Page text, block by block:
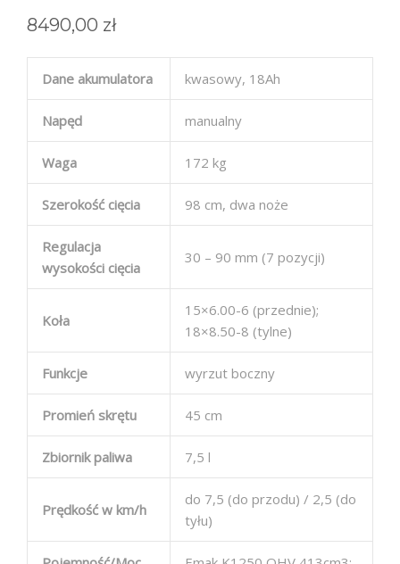
8490,00 zł
Dane akumulatora kwasowy, 18Ah
Napęd manualny
Waga 172 kg
Szerokość cięcia 98 cm, dwa noże
Regulacja
wysokości cięcia
30 – 90 mm (7 pozycji)
Koła
15×6.00-6 (przednie);
18×8.50-8 (tylne)
Funkcje wyrzut boczny
Promień skrętu 45 cm
Zbiornik paliwa 7,5 l
Prędkość w km/h
do 7,5 (do przodu) / 2,5 (do
tyłu)